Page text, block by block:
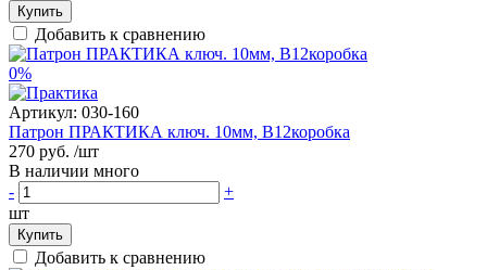
Купить
Добавить к сравнению
0%
Артикул: 030-160
Патрон ПРАКТИКА ключ. 10мм, В12коробка
270 руб. /шт
В наличии много
-
+
шт
Купить
Добавить к сравнению